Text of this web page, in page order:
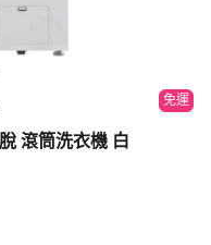
免運
滾筒洗衣機 白